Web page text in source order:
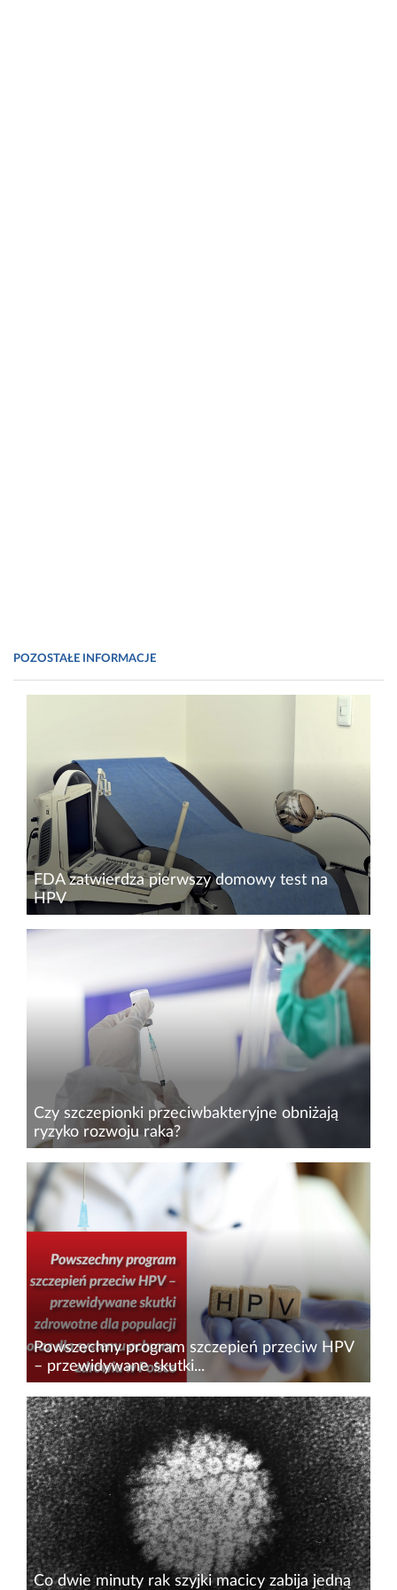
POZOSTAŁE INFORMACJE
FDA zatwierdza pierwszy domowy test na
HPV
W maju 2025 r. amerykańska Agencja Żywności
i Leków (FDA) zatwierdziła pierwszy w historii
domowy test do samodzielnego pobierania
próbek w kierunku wirusa brodawczaka
ludzkiego...
Czy szczepionki przeciwbakteryjne obniżają
ryzyko rozwoju raka?
Mikrobiom człowieka wywiera duży wpływ na
homeostazę. Może on być sprzymierzeńcem
zdrowia&nbsp;bądź jego przeciwnikiem. W
takim przypadku wiedza na temat modulacji
populacji mikrobiologicznej może...
Powszechny program szczepień przeciw HPV
– przewidywane skutki...
Zapraszamy do lektury raportu ABM pn.
„Powszechny program szczepień
przeciw&nbsp;HPV&nbsp;– przewidywane
skutki zdrowotne dla populacji oraz dla systemu
ochrony zdrowia w Polsce”. Przeprowadzona...
Co dwie minuty rak szyjki macicy zabija jedną